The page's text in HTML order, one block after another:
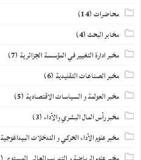
محاضرات(14)
مخابر البحث(4)
مخبر ادارة التغيير في المؤسسة الجزائرية (7)
مخبر الصناعات التقليدية (6)
مخبر العولمة و السياسات الاقتصادية (5)
مخبر رأس المال البشري والأداء(3)
مخبر علوم الأداء الحركي و التدخلات البيداغوجية